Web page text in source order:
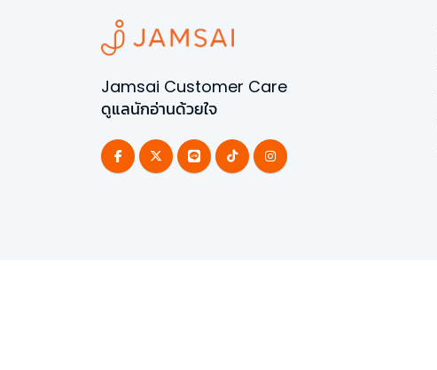
Jamsai Customer Care
ดูแลนักอ่านด้วยใจ